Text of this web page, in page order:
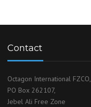
Contact
Octagon International FZCO,
PO Box 262107,
Jebel Ali Free Zone